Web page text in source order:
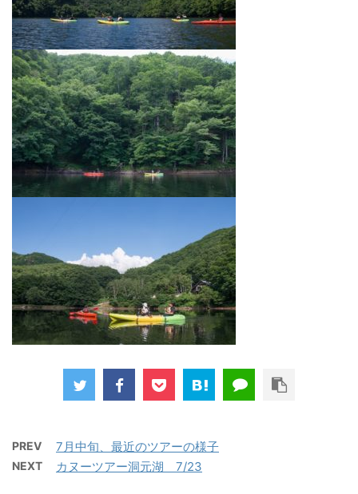
PREV 7月中旬、最近のツアーの様子
NEXT カヌーツアー洞元湖 7/23